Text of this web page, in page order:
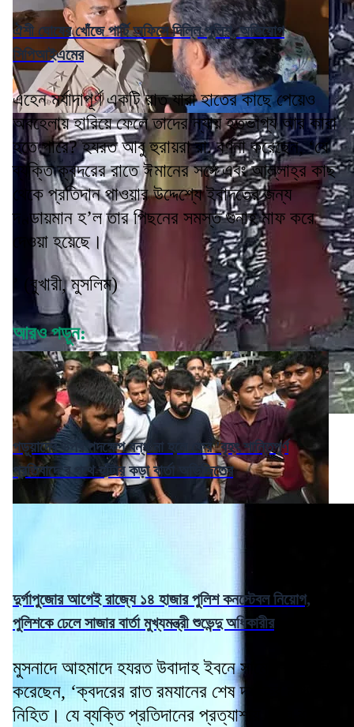
ঐশী ঘোষের খোঁজে পার্টি অফিসে দিল্লি পুলিশ, অভিযোগ
সিপিআইএমের
এহেন মর্যাদাপূর্ণ একটি রাত যারা হাতের কাছে পেয়েও
অবহেলায় হারিয়ে ফেলে তাদের ন্যায় হতভাগ্য আর কারা
হতে পারে? হযরত আবু হুরায়রা রা. বর্ণনা করেছেন, ‘যে
ব্যক্তি ক্বদরের রাতে ঈমানের সঙ্গে এবং আল্লাহ্র কাছ
থেকে প্রতিদান পাওয়ার উদ্দেশ্যে ইবাদতের জন্য
দণ্ডায়মান হ’ল তার পিছনের সমস্ত গুনাহ মাফ করে
দেওয়া হয়েছে।
’ (বুখারী, মুসলিম)
আরও পড়ুন:
পড়ুয়াদের উপর পদক্ষেপ বন্ধ না হলে ফের 'বৃহৎ শান্তিপূর্ণ
প্রতিবাদে'র পথে হাঁটার কড়া বার্তা অভিজিতের
দুর্গাপুজোর আগেই রাজ্যে ১৪ হাজার পুলিশ কনস্টেবল নিয়োগ,
পুলিশকে ঢেলে সাজার বার্তা মুখ্যমন্ত্রী শুভেন্দু অধিকারীর
মুসনাদে আহমাদে হযরত উবাদাহ ইবনে সামেত রা. বর্ণনা
করেছেন, ‘ক্বদরের রাত রমযানের শেষ দশকের মধ্যে
নিহিত। যে ব্যক্তি প্রতিদানের প্রত্যাশায় এসব রাতে